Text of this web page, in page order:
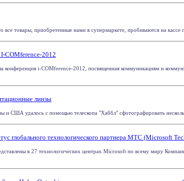
товары, приобретенные нами в супермаркете, пробиваются на
COMference-2012
конференция i-COMference-2012, посвященная коммуникациям и
линзы
и США удалось с помощью телескопа "Хаббл" сфотографировать
глобального технологического партнера MTC (Microsoft
в 27 технологических центрах Microsoft по всему миру